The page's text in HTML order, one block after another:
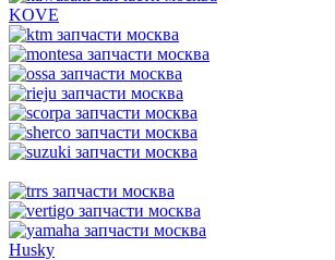
KOVE
Husky